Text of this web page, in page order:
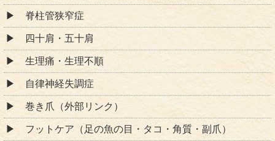
脊柱管狭窄症
四十肩・五十肩
生理痛・生理不順
自律神経失調症
巻き爪（外部リンク）
フットケア（足の魚の目・タコ・角質・副爪）